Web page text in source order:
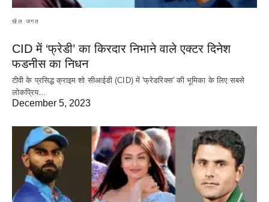
खेल जगत
CID में ‘फ्रेडी’ का किरदार निभाने वाले एक्टर दिनेश
फडनीस का निधन
टीवी के प्रसिद्ध क्राइम शो सीआईडी (CID) में 'फ्रेडरिक्स' की भूमिका के लिए सबसे
लोकप्रिय…
December 5, 2023